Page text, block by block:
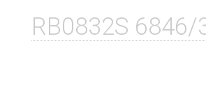
RB0832S 6846/